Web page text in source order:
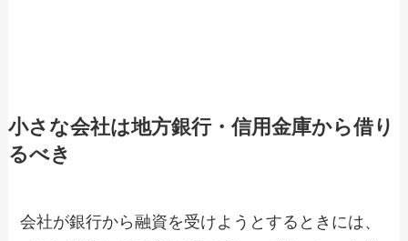
小さな会社は地方銀行・信用金庫から借り
るべき
会社が銀行から融資を受けようとするときには、